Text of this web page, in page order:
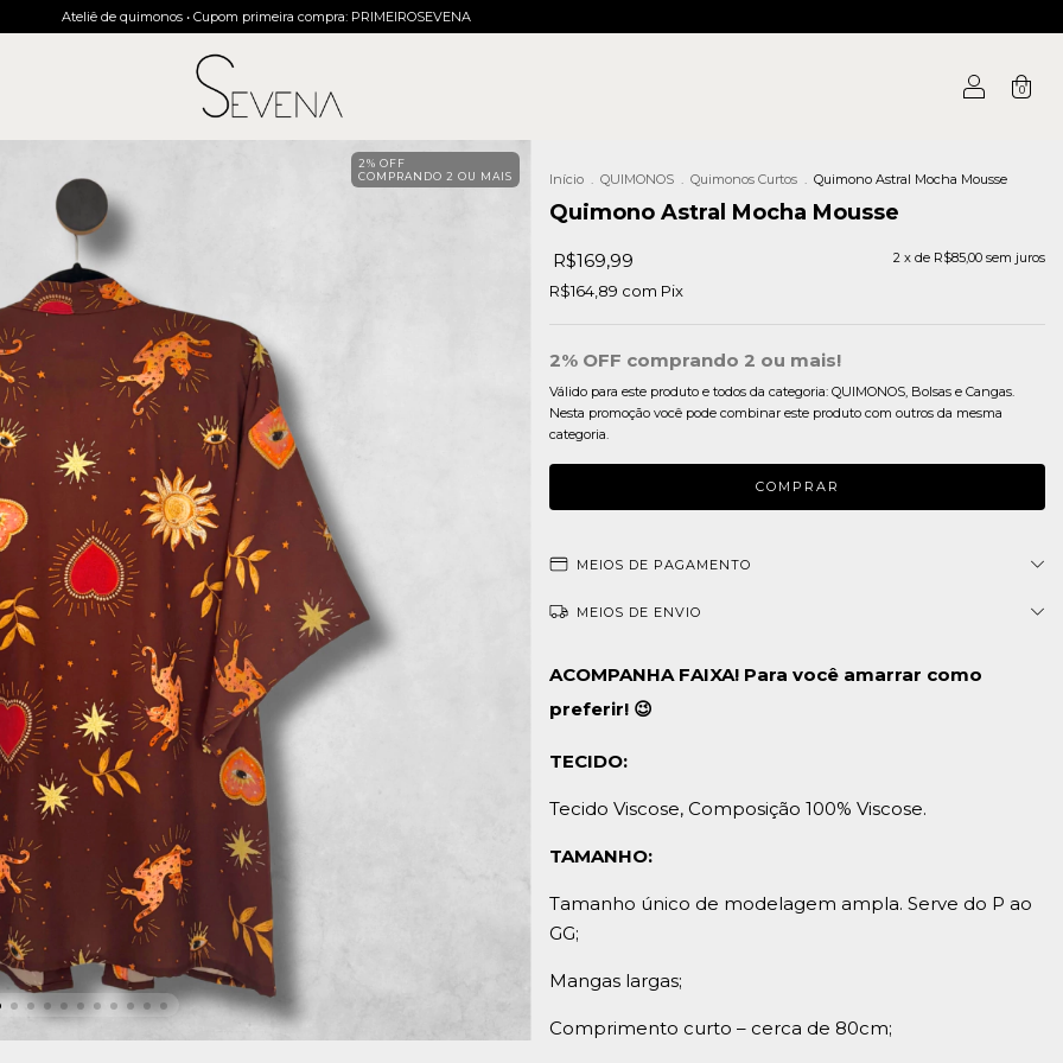
Ateliê de quimonos • Cupom primeira compra: PRIMEIROSEVENA
0
2% OFF
COMPRANDO 2 OU MAIS
Início . QUIMONOS . Quimonos Curtos . Quimono Astral Mocha Mousse
Quimono Astral Mocha Mousse
R$169,99 2 x de R$85,00 sem juros
R$164,89 com Pix
2% OFF comprando 2 ou mais!
Válido para este produto e todos da categoria: QUIMONOS, Bolsas e Cangas.
Nesta promoção você pode combinar este produto com outros da mesma
categoria.
MEIOS DE PAGAMENTO
MEIOS DE ENVIO
ACOMPANHA FAIXA! Para você amarrar como
preferir! 😉
TECIDO:
Tecido Viscose, Composição 100% Viscose.
TAMANHO:
Tamanho único de modelagem ampla. Serve do P ao
GG;
Mangas largas;
Comprimento curto – cerca de 80cm;